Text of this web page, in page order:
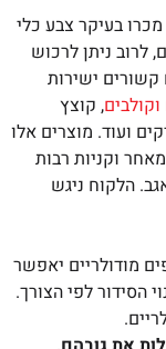
מכרו בעיקר צבע כלי
לרוב ניתן לרכוש
קשורים ישירות
, קוצץ
ועוד. מוצרים אלו
וקניות רבות
הלקוח ניגש
מודולריים יאפשר
הסידור לפי הצורך.